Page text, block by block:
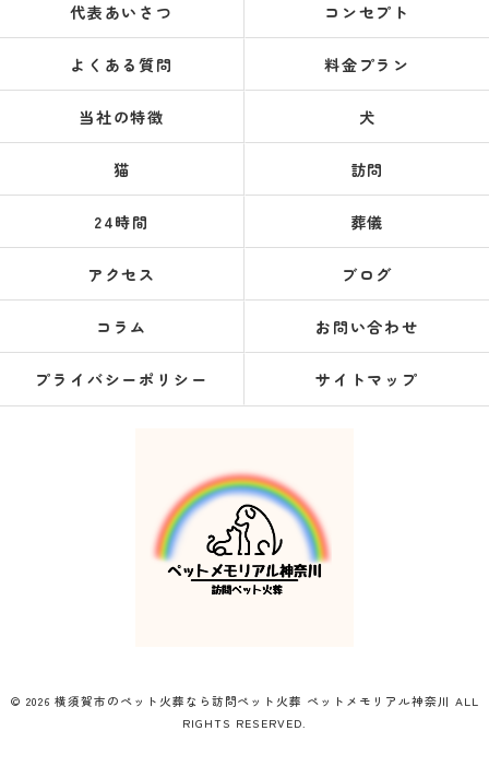
代表あいさつ コンセプト
よくある質問 料金プラン
当社の特徴 犬
猫 訪問
24時間 葬儀
アクセス ブログ
コラム お問い合わせ
プライバシーポリシー サイトマップ
© 2026 横須賀市のペット火葬なら訪問ペット火葬 ペットメモリアル神奈川 ALL
RIGHTS RESERVED.